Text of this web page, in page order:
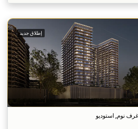
إطلاق جديد